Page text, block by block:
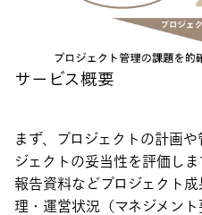
サービス概要
まず、プロジェクトの計画
ジェクトの妥当性を評価し
報告資料などプロジェクト
理・運営状況（マネジメン